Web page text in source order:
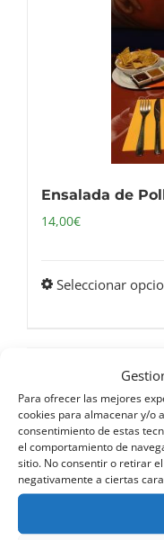
Para ofrecer las mejores
cookies para almacenar y/o
consentimiento de estas
el comportamiento de
sitio. No consentir o retirar
negativamente a ciertas
Ensalada de
14,00€
Seleccionar